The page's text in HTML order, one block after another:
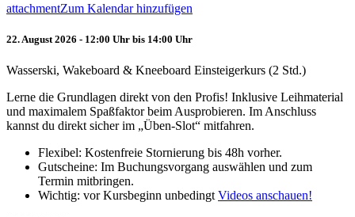
attachmentZum Kalendar hinzufügen
22. August 2026 - 12:00 Uhr bis 14:00 Uhr
Wasserski, Wakeboard & Kneeboard Einsteigerkurs (2 Std.)
Lerne die Grundlagen direkt von den Profis! Inklusive Leihmaterial
und maximalem Spaßfaktor beim Ausprobieren. Im Anschluss
kannst du direkt sicher im „Üben-Slot“ mitfahren.
Flexibel: Kostenfreie Stornierung bis 48h vorher.
Gutscheine: Im Buchungsvorgang auswählen und zum
Termin mitbringen.
Wichtig: vor Kursbeginn unbedingt Videos anschauen!